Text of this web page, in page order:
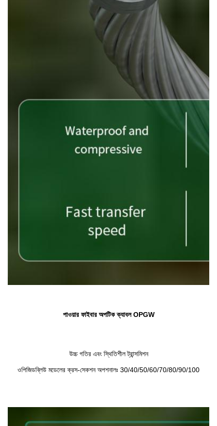
পাওয়ার ফাইবার অপটিক ক্যাবল OPGW
উচ্চ গতির এবং স্থিতিশীল ট্রান্সমিশন
ওপিজিডব্লিউ মডেলের ক্রস-সেকশন অপশনালঃ 30/40/50/60/70/80/90/100